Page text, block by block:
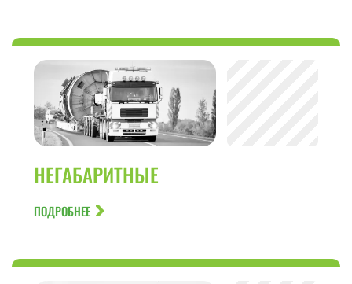
НЕГАБАРИТНЫЕ
ПОДРОБНЕЕ